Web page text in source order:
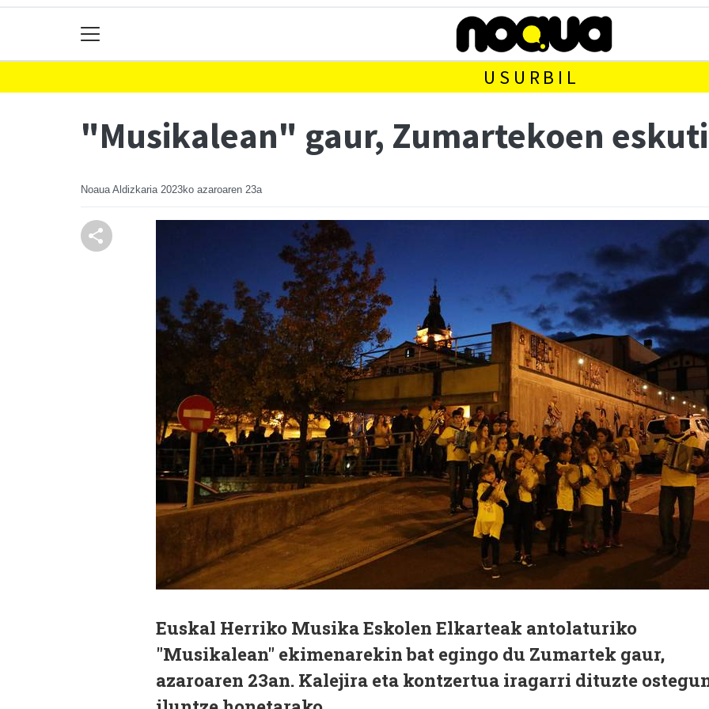
USURBIL
"Musikalean" gaur, Zumartekoen
Noaua Aldizkaria 2023ko azaroaren 23a
Euskal Herriko Musika Eskolen Elkarteak antolaturiko
"Musikalean" ekimenarekin bat egingo du Zumartek gaur,
azaroaren 23an. Kalejira eta kontzertua iragarri dituzte